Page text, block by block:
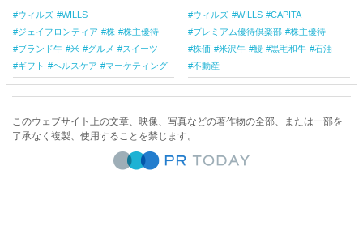
ウィルズ
WILLS
ジェイフロンティア
株
株主優待
ブランド牛
米 グルメ
スイーツ
ギフト
ヘルスケア マーケティング
ウィルズ WILLS
CAPITA
プレミアム優待倶楽部
株主優待
株価
米沢牛 鰻 黒毛和牛
石油
不動産
このウェブサイト上の文章、映像、写真などの著作物の全部、または一部を
了承なく複製、使用することを禁じます。